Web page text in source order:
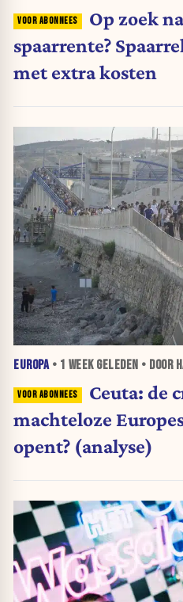
Op zoek
spaarrente?
met extra kosten
EUROPA• 1 WEEKGELEDEN • DOOR
Ceuta: de
machteloze
opent? (analyse)